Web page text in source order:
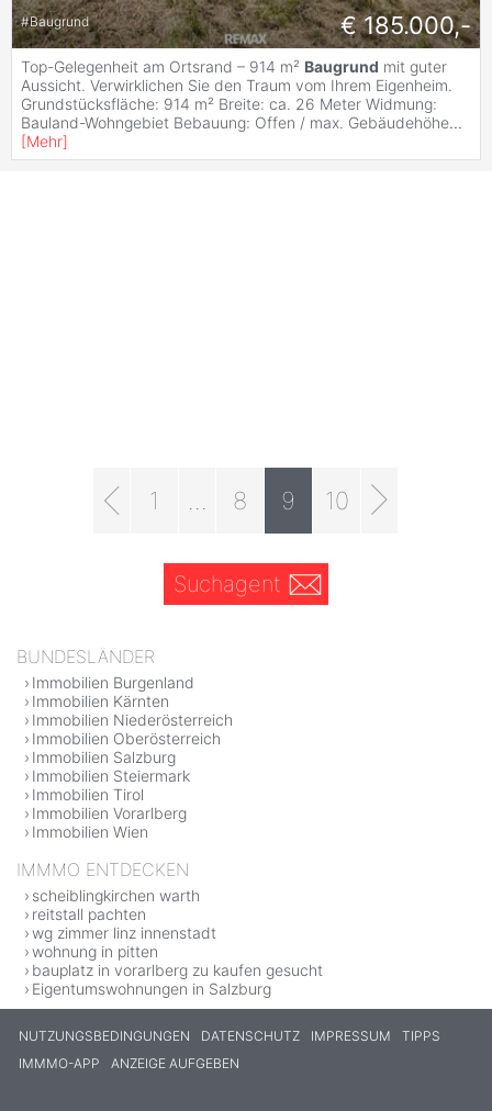
#Baugrund € 185.000,-
Top-Gelegenheit am Ortsrand – 914 m² Baugrund mit guter
Aussicht. Verwirklichen Sie den Traum vom Ihrem Eigenheim.
Grundstücksfläche: 914 m² Breite: ca. 26 Meter Widmung:
Bauland-Wohngebiet Bebauung: Offen / max. Gebäudehöhe...
[Mehr]
1 8 9 10
Suchagent
BUNDESLÄNDER
Immobilien Burgenland
Immobilien Kärnten
Immobilien Niederösterreich
Immobilien Oberösterreich
Immobilien Salzburg
Immobilien Steiermark
Immobilien Tirol
Immobilien Vorarlberg
Immobilien Wien
IMMMO ENTDECKEN
scheiblingkirchen warth
reitstall pachten
wg zimmer linz innenstadt
wohnung in pitten
bauplatz in vorarlberg zu kaufen gesucht
Eigentumswohnungen in Salzburg
NUTZUNGSBEDINGUNGEN DATENSCHUTZ IMPRESSUM
TIPPS
IMMMO-APP
ANZEIGE AUFGEBEN